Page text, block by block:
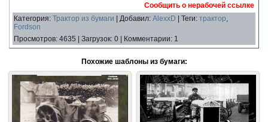
Сообщить о нерабочей ссылке
Категория: Трактор из бумаги Добавил: AlexxD Теги: трактор,
Fordson
Просмотров: 4635 Загрузок: 0 Комментарии: 1
Похожие шаблоны из бумаги: